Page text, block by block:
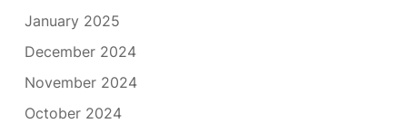
January 2025
December 2024
November 2024
October 2024